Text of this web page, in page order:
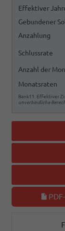
Effektiver
Gebundener
Anzahlung
Schlussrate
Anzahl der
Monatsraten
Bank11. Effektiver
unverbindliche